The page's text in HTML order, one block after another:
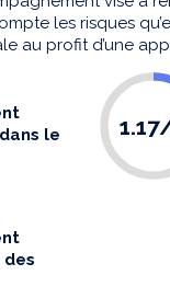
les risques
au profit d’une
le